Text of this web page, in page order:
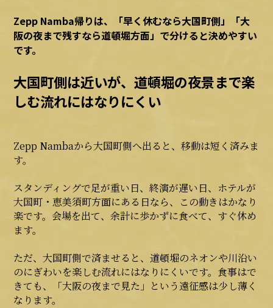
Zepp Namba帰りは、「早く休むなら大国町側」「大
阪の夜まで残すなら道頓堀方面」で分けると決めやすい
です。
大国町側は近いが、道頓堀の夜景まで楽
しむ流れにはなりにくい
Zepp Nambaから大国町側へ出ると、移動は短く済みま
す。
スタンディングで足が重い日、終演が遅い日、ホテルが
大国町・恵美須町方面にある日なら、この動きはかなり
楽です。会場を出て、余計に歩かずに食べて、すぐ休め
ます。
ただ、大国町側で済ませると、道頓堀のネオンや川沿い
のにぎわいを楽しむ流れにはなりにくいです。食事はで
きても、「大阪の夜まで見た」という遠征感は少し薄く
なります。